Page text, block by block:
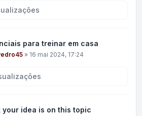
para treinar em casa
» 16 mai 2024, 17:24
your idea is on this topic